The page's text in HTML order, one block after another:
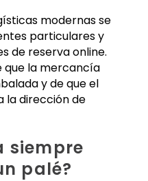
modernas se
particulares y
de reserva online.
que la mercancía
y de que el
la dirección de
siempre
palé?